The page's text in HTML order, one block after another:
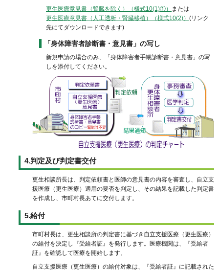
更生医療意見書（腎臓を除く）（様式10(1)①）
または
更生医療意見書（人工透析・腎臓移植）（様式10(2)） (リンク
先にてダウンロードできます)
「身体障害者診断書・意見書」の写し
新規申請の場合のみ、「身体障害者手帳診断書・意見書」の写
しを添付してください。
4.判定及び判定書交付
更生相談所長は、判定依頼書と医師の意見書の内容を審査し、自立支
援医療（更生医療）適用の要否を判定し、その結果を記載した判定書
を作成し、市町村長あてに交付します。
5.給付
市町村長は、更生相談所の判定書に基づき自立支援医療（更生医療）
の給付を決定し『受給者証』を発行します。医療機関は、『受給者
証』を確認して医療を開始します。
自立支援医療（更生医療）の給付対象は、『受給者証』に記載された